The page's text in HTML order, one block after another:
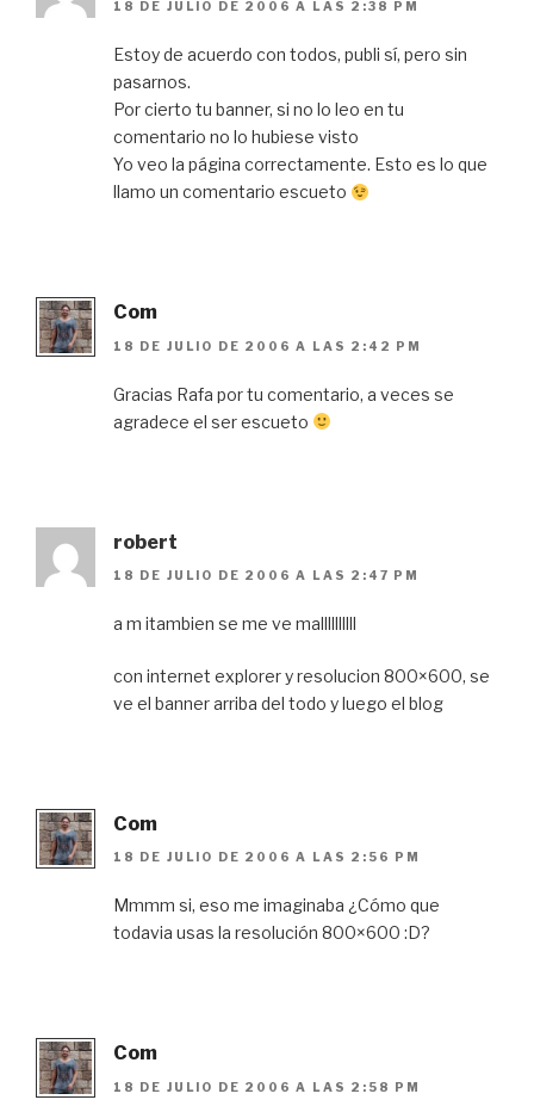
18 DE JULIO DE 2006 A LAS 2:38 PM
Estoy de acuerdo con todos, publi sí, pero sin
pasarnos.
Por cierto tu banner, si no lo leo en tu
comentario no lo hubiese visto
Yo veo la página correctamente. Esto es lo que
llamo un comentario escueto
Com
18 DE JULIO DE 2006 A LAS 2:42 PM
Gracias Rafa por tu comentario, a veces se
agradece el ser escueto
robert
18 DE JULIO DE 2006 A LAS 2:47 PM
a m itambien se me ve mallllllllll
con internet explorer y resolucion 800×600, se
ve el banner arriba del todo y luego el blog
Com
18 DE JULIO DE 2006 A LAS 2:56 PM
Mmmm si, eso me imaginaba ¿Cómo que
todavia usas la resolución 800×600 :D?
Com
18 DE JULIO DE 2006 A LAS 2:58 PM